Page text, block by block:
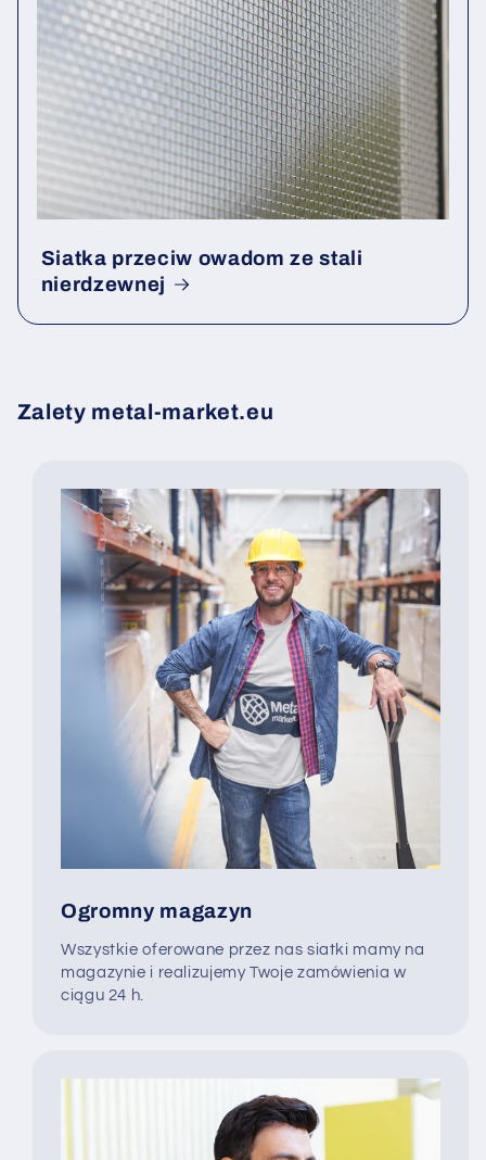
Siatka przeciw owadom ze stali
nierdzewnej
Zalety metal-market.eu
Ogromny magazyn
Wszystkie oferowane przez nas siatki mamy na
magazynie i realizujemy Twoje zamówienia w
ciągu 24 h.